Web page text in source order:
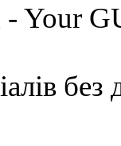
Your
без